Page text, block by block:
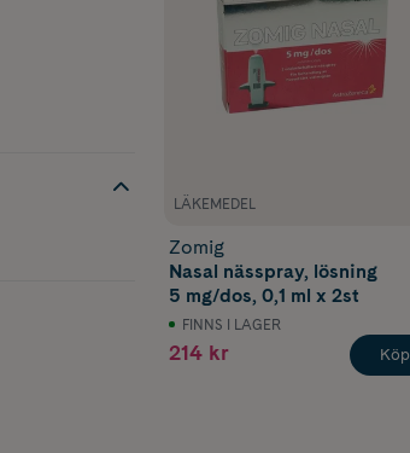
LÄKEMEDEL
Zomig
Nasal nässpray, lösning
5 mg/dos, 0,1 ml x 2st
FINNS I LAGER
214 kr Köp